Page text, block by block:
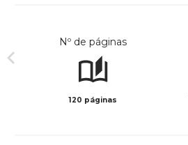
Nº de páginas
120 páginas